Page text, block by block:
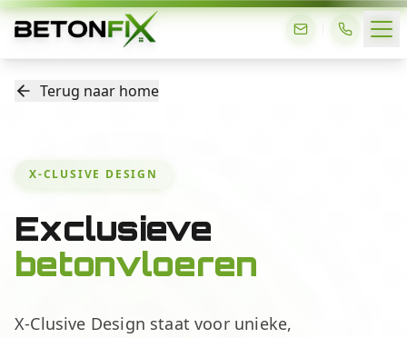
Terug naar home
X-CLUSIVE DESIGN
Exclusieve
betonvloeren
X-Clusive Design staat voor unieke,